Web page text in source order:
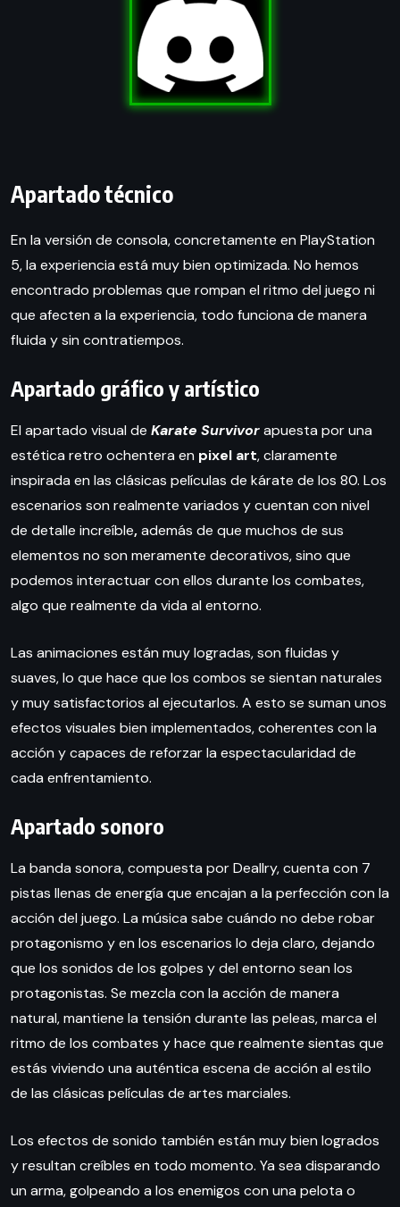
Apartado técnico
En la versión de consola, concretamente en PlayStation
5, la experiencia está muy bien optimizada. No hemos
encontrado problemas que rompan el ritmo del juego ni
que afecten a la experiencia, todo funciona de manera
fluida y sin contratiempos.
Apartado gráfico y artístico
El apartado visual de Karate Survivorapuesta por una
estética retro ochentera en pixel art, claramente
inspirada en las clásicas películas de kárate de los 80. Los
escenarios son realmente variados y cuentan con nivel
de detalle increíble,además de que muchos de sus
elementos no son meramente decorativos, sino que
podemos interactuar con ellos durante los combates,
algo que realmente da vida al entorno.
Las animaciones están muy logradas, son fluidas y
suaves, lo que hace que los combos se sientan naturales
y muy satisfactorios al ejecutarlos. A esto se suman unos
efectos visuales bien implementados, coherentes con la
acción y capaces de reforzar la espectacularidad de
cada enfrentamiento.
Apartado sonoro
La banda sonora, compuesta por Deallry, cuenta con 7
pistas llenas de energía que encajan a la perfección con la
acción del juego. La música sabe cuándo no debe robar
protagonismo y en los escenarios lo deja claro, dejando
que los sonidos de los golpes y del entorno sean los
protagonistas. Se mezcla con la acción de manera
natural, mantiene la tensión durante las peleas, marca el
ritmo de los combates y hace que realmente sientas que
estás viviendo una auténtica escena de acción al estilo
de las clásicas películas de artes marciales.
Los efectos de sonido también están muy bien logrados
y resultan creíbles en todo momento. Ya sea disparando
un arma, golpeando a los enemigos con una pelota o